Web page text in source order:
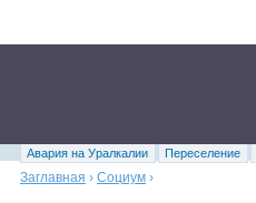
Авария на Уралкалии Переселение
Заглавная › Социум ›